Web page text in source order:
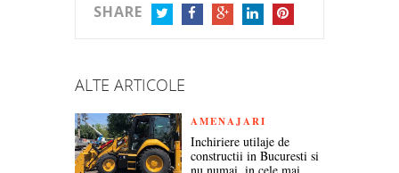
SHARE
ALTE ARTICOLE
AMENAJARI
Inchiriere utilaje de
constructii in Bucuresti si
nu numai, in cele mai